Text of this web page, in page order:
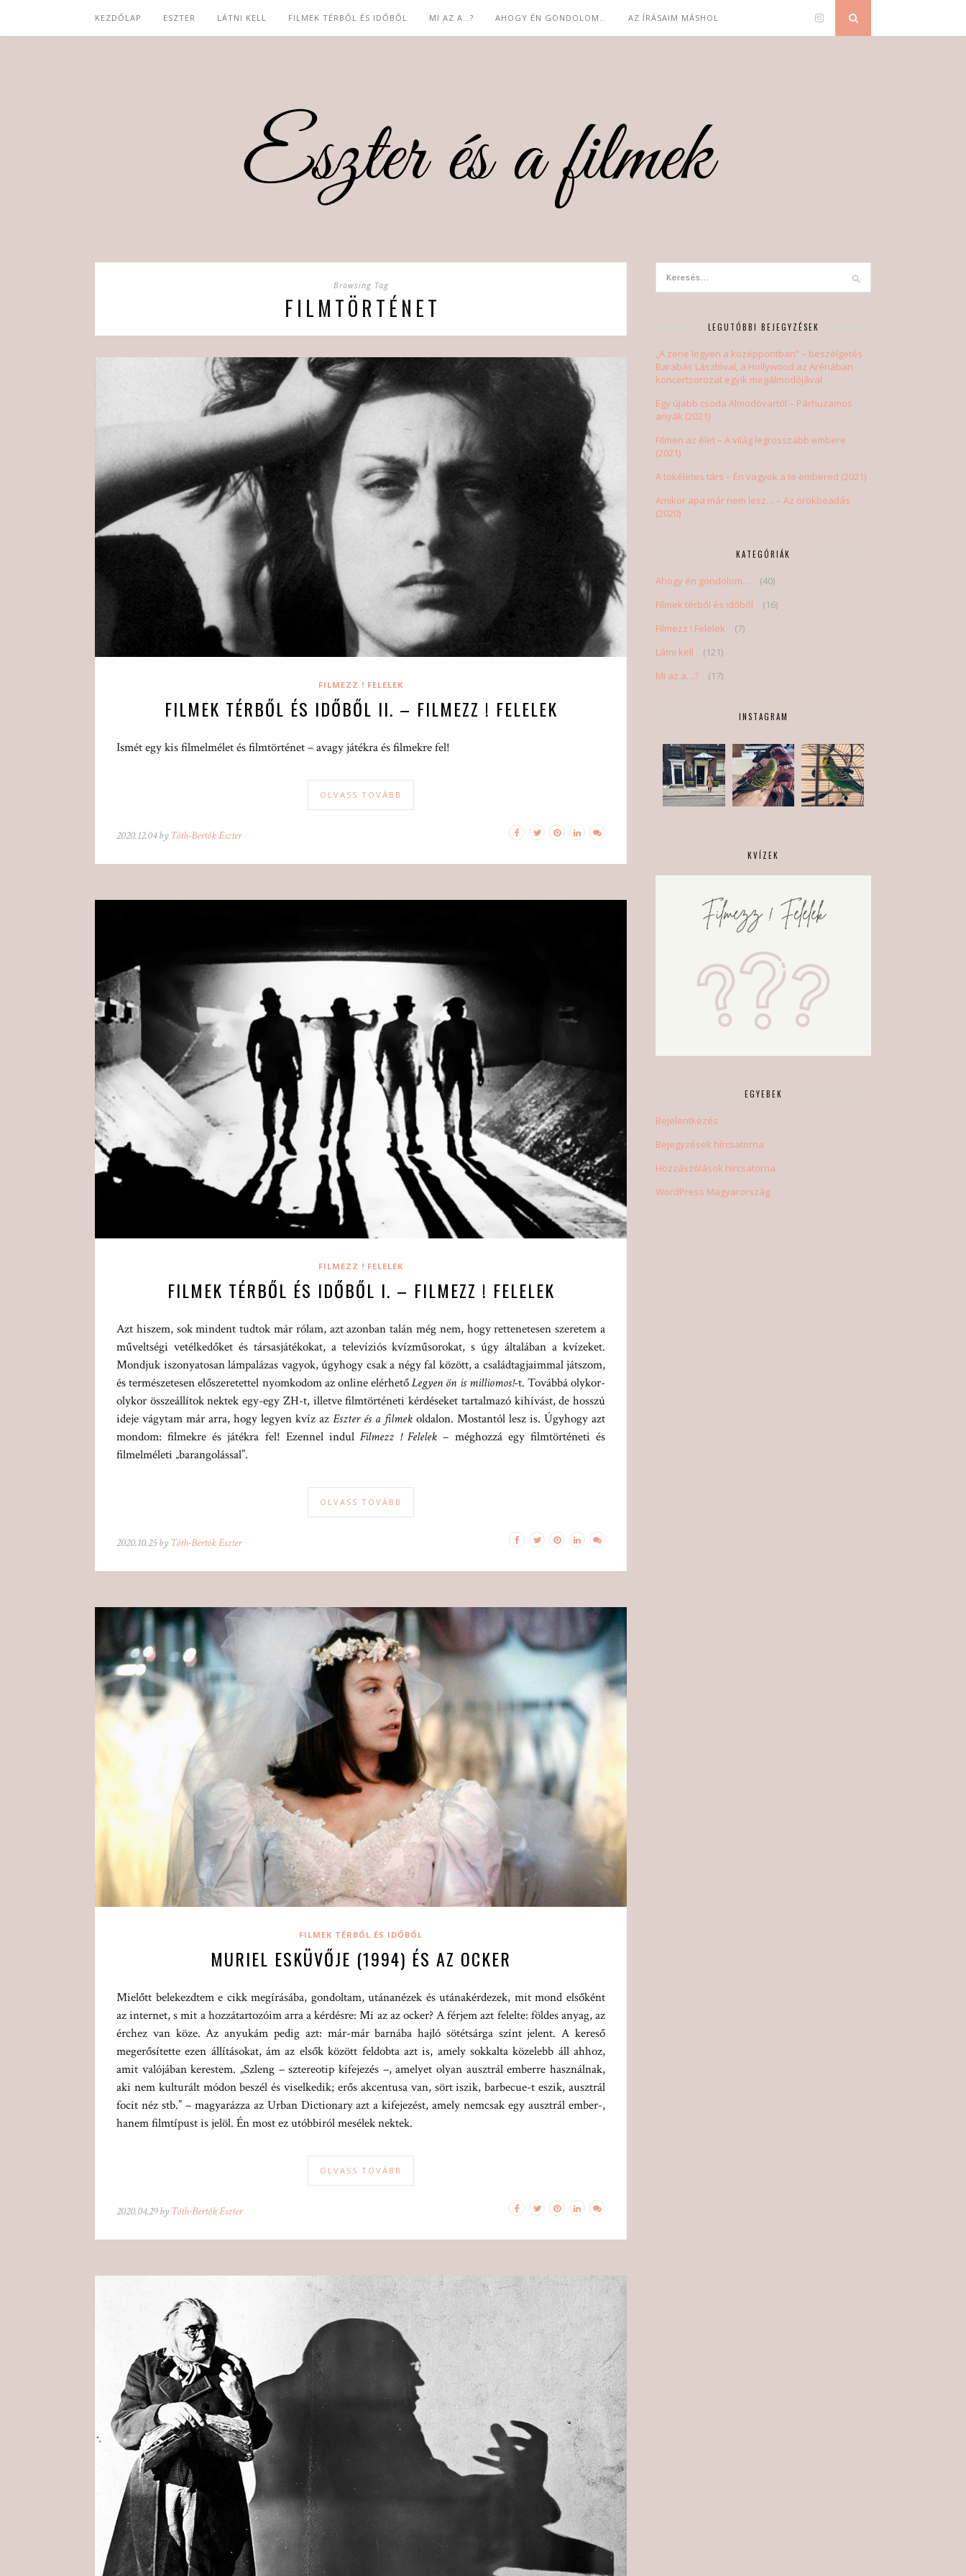
KEZDŐLAP ESZTER LÁTNI KELL FILMEK TÉRBŐL ÉS IDŐBŐL MI AZ A…? AHOGY ÉN GONDOLOM… AZ ÍRÁSAIM MÁSHOL
Browsing Tag
FILMTÖRTÉNET
FILMEZZ ! FELELEK
FILMEK TÉRBŐL ÉS IDŐBŐL II. – FILMEZZ ! FELELEK
Ismét egy kis filmelmélet és filmtörténet – avagy játékra és filmekre fel!
OLVASS TOVÁBB
2020.12.04 by Tóth-Bertók Eszter
FILMEZZ ! FELELEK
FILMEK TÉRBŐL ÉS IDŐBŐL I. – FILMEZZ ! FELELEK
Azt hiszem, sok mindent tudtok már rólam, azt azonban talán még nem, hogy rettenetesen szeretem a
műveltségi vetélkedőket és társasjátékokat, a televíziós kvízműsorokat, s úgy általában a kvízeket.
Mondjuk iszonyatosan lámpalázas vagyok, úgyhogy csak a négy fal között, a családtagjaimmal játszom,
és természetesen előszeretettel nyomkodom az online elérhetőLegyen ön is milliomos!-t. Továbbá olykor-
olykor összeállítok nektek egy-egy ZH-t, illetve filmtörténeti kérdéseket tartalmazó kihívást, de hosszú
ideje vágytam már arra, hogy legyen kvíz az Eszter és a filmek oldalon. Mostantól lesz is. Úgyhogy azt
mondom: filmekre és játékra fel! Ezennel indul Filmezz ! Felelek – méghozzá egy filmtörténeti és
filmelméleti „barangolással”.
OLVASS TOVÁBB
2020.10.25 by Tóth-Bertók Eszter
FILMEK TÉRBŐL ÉS IDŐBŐL
MURIEL ESKÜVŐJE (1994) ÉS AZ OCKER
Mielőtt belekezdtem e cikk megírásába, gondoltam, utánanézek és utánakérdezek, mit mond elsőként
az internet, s mit a hozzátartozóim arra a kérdésre: Mi az az ocker? A férjem azt felelte: földes anyag, az
érchez van köze. Az anyukám pedig azt: már-már barnába hajló sötétsárga színt jelent. A kereső
megerősítette ezen állításokat, ám az elsők között feldobta azt is, amely sokkalta közelebb áll ahhoz,
amit valójában kerestem. „Szleng – sztereotip kifejezés –, amelyet olyan ausztrál emberre használnak,
aki nem kulturált módon beszél és viselkedik; erős akcentusa van, sört iszik, barbecue-t eszik, ausztrál
focit néz stb.” – magyarázza az Urban Dictionary azt a kifejezést, amely nemcsak egy ausztrál ember-,
hanem filmtípust is jelöl. Én most ez utóbbiról mesélek nektek.
OLVASS TOVÁBB
2020.04.29 by Tóth-Bertók Eszter
LEGUTÓBBI BEJEGYZÉSEK
„A zene legyen a középpontban” – beszélgetés
Barabás Lászlóval, a Hollywood az Arénában
koncertsorozat egyik megálmodójával
Egy újabb csoda Almodóvartól – Párhuzamos
anyák (2021)
Filmen az élet – A világ legrosszabb embere
(2021)
A tökéletes társ – Én vagyok a te embered (2021)
Amikor apa már nem lesz… – Az örökbeadás
(2020)
KATEGÓRIÁK
Ahogy én gondolom…
(40)
Filmek térből és időből
(16)
Filmezz ! Felelek
(7)
Látni kell
(121)
Mi az a…?
(17)
INSTAGRAM
KVÍZEK
EGYEBEK
Bejelentkezés
Bejegyzések hírcsatorna
Hozzászólások hírcsatorna
WordPress Magyarország